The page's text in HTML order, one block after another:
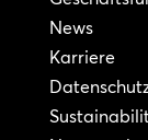
News
Karriere